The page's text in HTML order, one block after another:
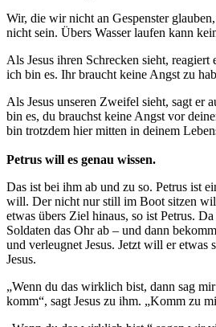
Wir, die wir nicht an Gespenster
nicht sein. Übers Wasser laufen kann
Als Jesus ihren Schrecken sieht,
ich bin es. Ihr braucht keine Angst zu
Als Jesus unseren Zweifel sieht, sagt er
bin es, du brauchst keine Angst vor
bin trotzdem hier mitten in deinem
Petrus will es genau wissen.
Das ist bei ihm ab und zu so. Petrus ist
will. Der nicht nur still im Boot sitzen
etwas übers Ziel hinaus, so ist Petrus.
Soldaten das Ohr ab – und dann
und verleugnet Jesus. Jetzt will er etwas
Jesus.
„Wenn du das wirklich bist, dann sag
komm“, sagt Jesus zu ihm. „Komm zu